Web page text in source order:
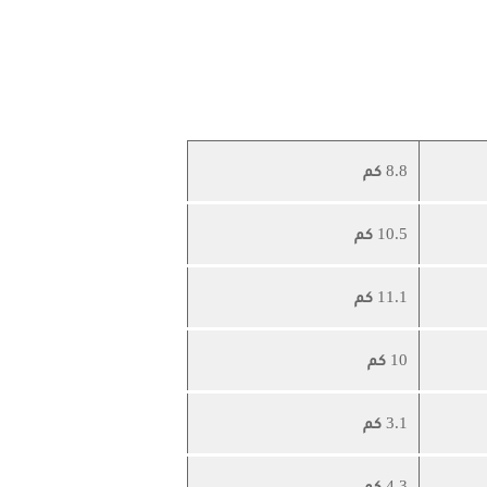
8.8 كم
10.5 كم
11.1 كم
10 كم
3.1 كم